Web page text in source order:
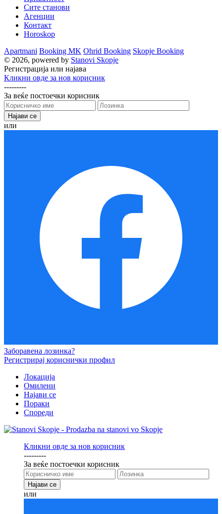
Сите станови
Агенции
Контакт
Horoskop
Apartmani Booking MK Ohrid Booking Skopje Booking
© 2026, powered by Stanovi Skopje
Регистрација или најава
Кликни овде за нов корисник
---------
За веќе постоечки корисник
или
Заборавена лозинка?
Регистрирај кориснички профил
Локација
Омилени
Најави се
Пораки
Спореди
Кликни овде за нов корисник
---------
За веќе постоечки корисник
или